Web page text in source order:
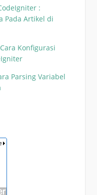
:
Pada Artikel di
Konfigurasi
Parsing Variabel